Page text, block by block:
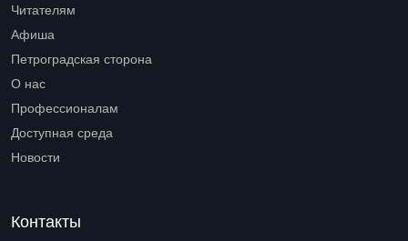
Читателям
Афиша
Петроградская сторона
О нас
Профессионалам
Доступная среда
Новости
Контакты